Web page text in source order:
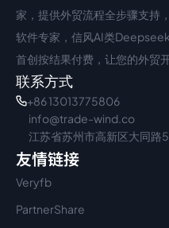
家，提供外贸流程全步骤支持
软件专家，信风AI类
首创按结果付费，让您的外贸
联系方式
+86 13013775806
info@trade-wind.co
江苏省苏州市高新区大同路
友情链接
Veryfb
PartnerShare